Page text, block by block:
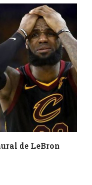
de LeBron